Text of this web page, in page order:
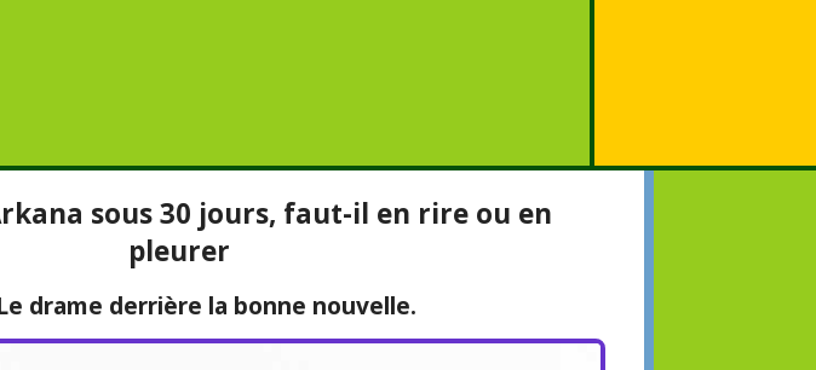
sous 30 jours, faut-il en rire ou en
pleurer
drame derrière la bonne nouvelle.